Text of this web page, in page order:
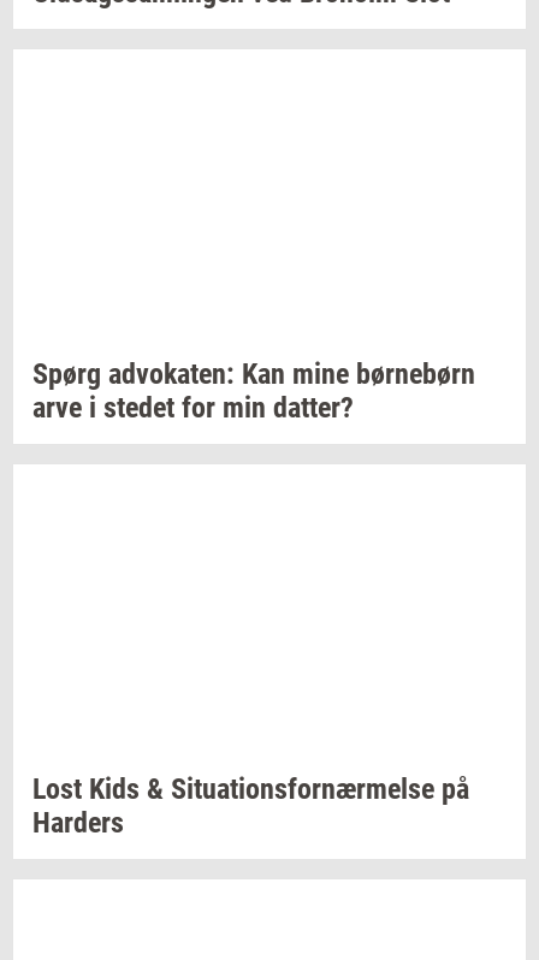
Spørg ad­vo­ka­ten: Kan mine bør­ne­børn
arve i ste­det for min dat­ter?
Lost Kids & Si­tu­a­tions­for­nær­mel­se på
Har­ders